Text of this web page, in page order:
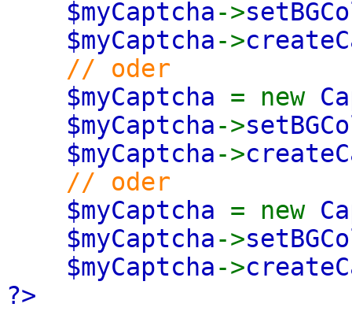
$myCaptcha->
$myCaptcha->
// oder
$myCaptcha = new
$myCaptcha->
$myCaptcha->
// oder
$myCaptcha = new
$myCaptcha->
$myCaptcha->
?>